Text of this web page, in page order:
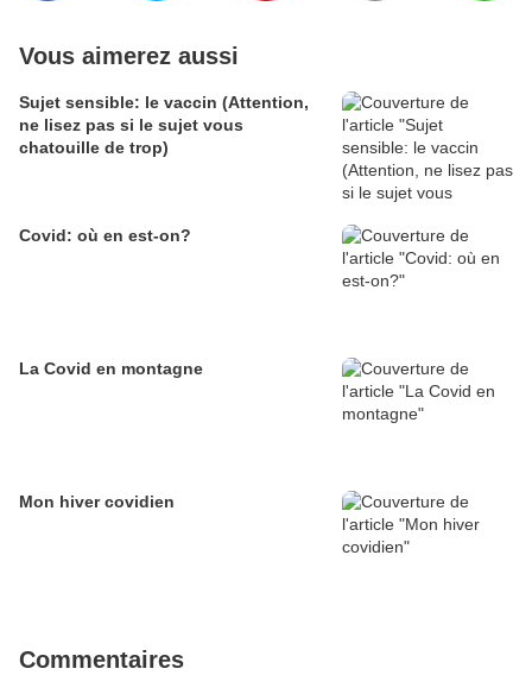
Vous aimerez aussi
Sujet sensible: le vaccin (Attention,
ne lisez pas si le sujet vous
chatouille de trop)
Covid: où en est-on?
La Covid en montagne
Mon hiver covidien
Commentaires